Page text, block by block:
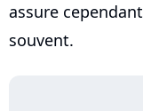
assure
souvent.